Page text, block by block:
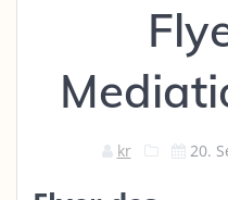
kr 20.